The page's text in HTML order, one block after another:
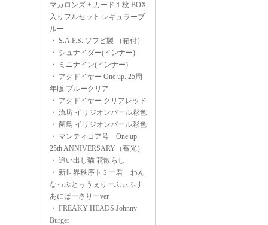
マカロンズ + カード１枚 BOX
入りフルセット レギュラーブ
ルー
・ S.A.F.S. ソフビ製 （箱付）
・ シュナイダー(インナー)
・
ミニナイン(インナー)
・ アクドイヤー One up. 25周
年版 ブルークリア
・ アクドイヤー クリアレッド
・ 流坊 イリジオンパール彩色
・ 菌鳥 イリジオンパール彩色
・ マンティコア号 One up.
25th ANNIVERSARY（蓄光）
・ 追い出し猫 花散らし
・ 新世界秩序トミー君 わん
なっぷとぅうぇりーふぃふす
あにばーさりーver.
・ FREAKY HEADS Johnny
Burger